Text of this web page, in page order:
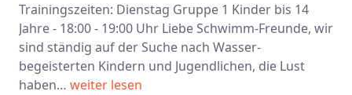
Trainingszeiten: Dienstag Gruppe 1 Kinder bis 14
Jahre - 18:00 - 19:00 Uhr Liebe Schwimm-Freunde, wir
sind ständig auf der Suche nach Wasser-
begeisterten Kindern und Jugendlichen, die Lust
haben… weiter lesen